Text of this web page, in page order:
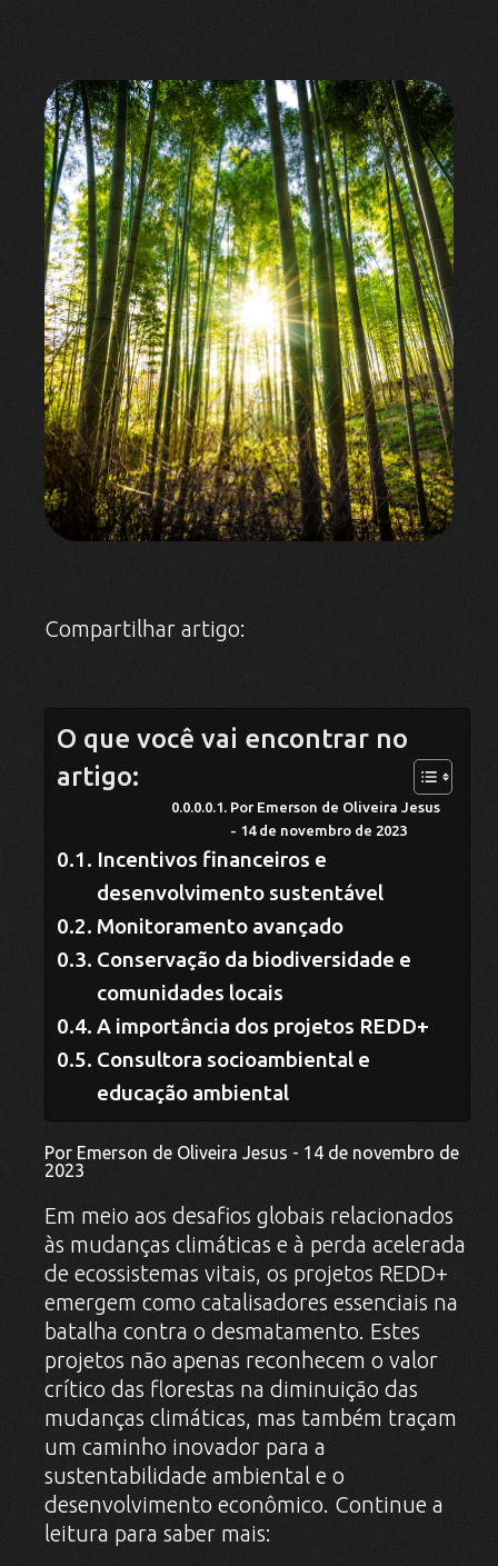
Compartilhar artigo:
O que você vai encontrar no
artigo:
Por Emerson de Oliveira Jesus
- 14 de novembro de 2023
Incentivos financeiros e
desenvolvimento sustentável
Monitoramento avançado
Conservação da biodiversidade e
comunidades locais
A importância dos projetos REDD+
Consultora socioambiental e
educação ambiental
Por Emerson de Oliveira Jesus - 14 de novembro de
2023
Em meio aos desafios globais relacionados
às mudanças climáticas e à perda acelerada
de ecossistemas vitais, os projetos REDD+
emergem como catalisadores essenciais na
batalha contra o desmatamento. Estes
projetos não apenas reconhecem o valor
crítico das florestas na diminuição das
mudanças climáticas, mas também traçam
um caminho inovador para a
sustentabilidade ambiental e o
desenvolvimento econômico. Continue a
leitura para saber mais: